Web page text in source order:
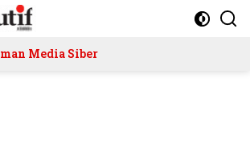
Media Siber